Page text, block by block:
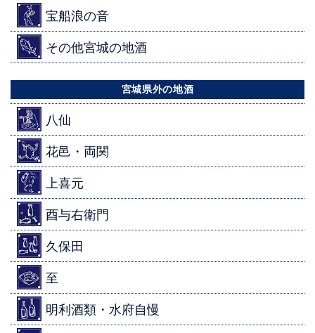
宝船浪の音
その他宮城の地酒
宮城県外の地酒
八仙
花邑・両関
上喜元
酉与右衛門
久保田
至
明利酒類・水府自慢